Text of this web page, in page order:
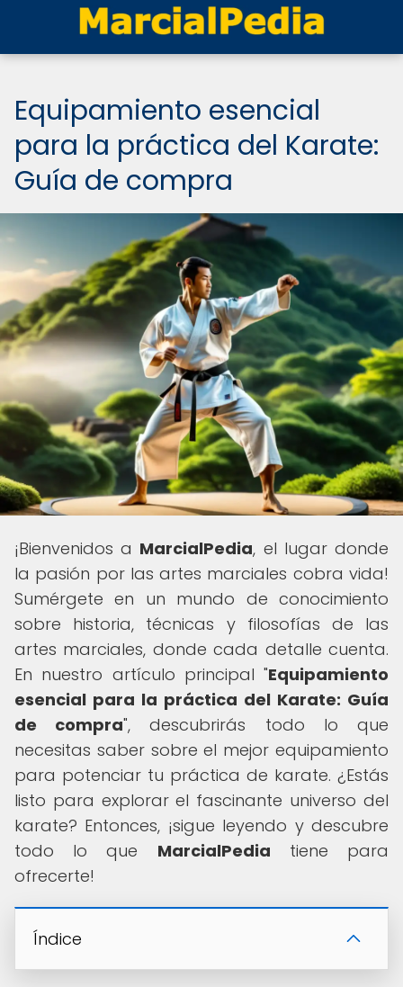
Equipamiento esencial
para la práctica del Karate:
Guía de compra
¡Bienvenidos a MarcialPedia, el lugar donde
la pasión por las artes marciales cobra vida!
Sumérgete en un mundo de conocimiento
sobre historia, técnicas y filosofías de las
artes marciales, donde cada detalle cuenta.
En nuestro artículo principal "Equipamiento
esencial para la práctica del Karate: Guía
de compra", descubrirás todo lo que
necesitas saber sobre el mejor equipamiento
para potenciar tu práctica de karate. ¿Estás
listo para explorar el fascinante universo del
karate? Entonces, ¡sigue leyendo y descubre
todo lo que MarcialPedia tiene para
ofrecerte!
Índice